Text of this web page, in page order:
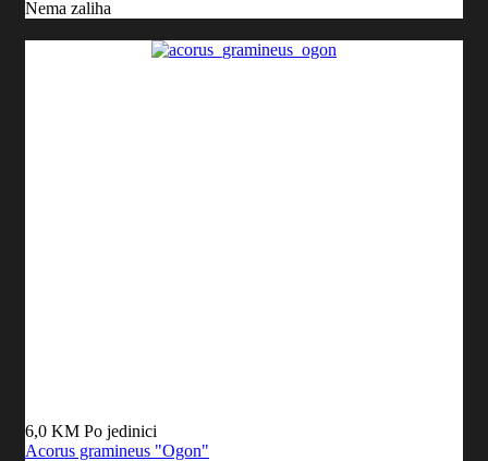
Nema zaliha
6,0 KM Po jedinici
Acorus gramineus "Ogon"